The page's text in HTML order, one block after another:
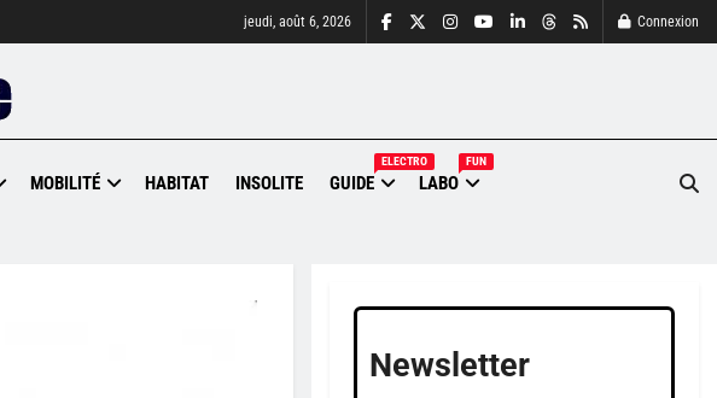
jeudi, août 6, 2026 Connexion
MOBILITÉ HABITAT INSOLITE GUIDE
ELECTRO
LABO
FUN
Newsletter